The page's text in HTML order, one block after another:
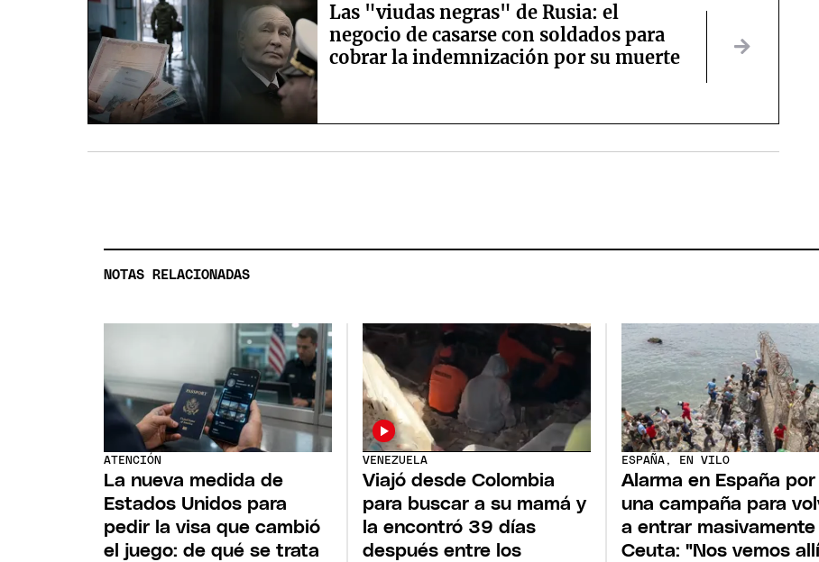
Las "viudas negras" de Rusia: el
negocio de casarse con soldados para
cobrar la indemnización por su muerte
NOTAS RELACIONADAS
ATENCIÓN
La nueva medida de
Estados Unidos para
pedir la visa que cambió
el juego: de qué se trata
VENEZUELA
Viajó desde Colombia
para buscar a su mamá y
la encontró 39 días
después entre los
ESPAÑA, EN VILO
Alarma en España por
una campaña para
a entrar masivamente
Ceuta: "Nos vemos